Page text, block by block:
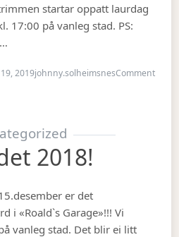
startar oppatt laurdag
17:00 på vanleg stad. PS:
2019johnny.solheimsnesCommenton
2018!
er det
i «Roald`s Garage»!!! Vi
vanleg stad. Det blir ei litt